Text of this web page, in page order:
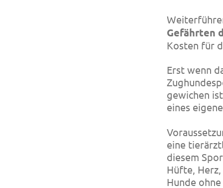
Gefährten
Kosten für
Erst wenn
gewichen
eines
eine
diesem
Hüfte,
Hunde